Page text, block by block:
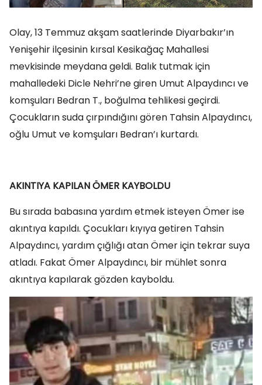
Olay, 13 Temmuz akşam saatlerinde Diyarbakır’ın
Yenişehir ilçesinin kırsal Kesikağaç Mahallesi
mevkisinde meydana geldi. Balık tutmak için
mahalledeki Dicle Nehri’ne giren Umut Alpaydıncı ve
komşuları Bedran T., boğulma tehlikesi geçirdi.
Çocukların suda çırpındığını gören Tahsin Alpaydıncı,
oğlu Umut ve komşuları Bedran’ı kurtardı.
AKINTIYA KAPILAN ÖMER KAYBOLDU
Bu sırada babasına yardım etmek isteyen Ömer ise
akıntıya kapıldı. Çocukları kıyıya getiren Tahsin
Alpaydıncı, yardım çığlığı atan Ömer için tekrar suya
atladı. Fakat Ömer Alpaydıncı, bir mühlet sonra
akıntıya kapılarak gözden kayboldu.